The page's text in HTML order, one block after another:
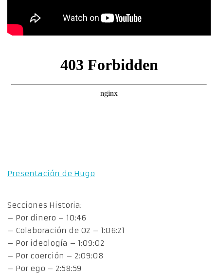
Presentación de Hugo
Secciones Historia:
– Por dinero – 10:46
– Colaboración de O2 – 1:06:21
– Por ideología – 1:09:02
– Por coerción – 2:09:08
– Por ego – 2:58:59